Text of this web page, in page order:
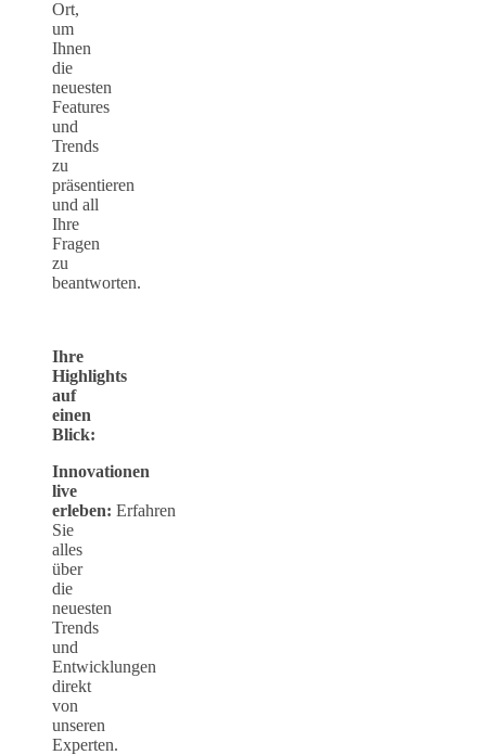
Ort,
um
Ihnen
die
neuesten
Features
und
Trends
zu
präsentieren
und all
Ihre
Fragen
zu
beantworten.
Ihre
Highlights
auf
einen
Blick:
Innovationen
live
erleben: Erfahren
Sie
alles
über
die
neuesten
Trends
und
Entwicklungen
direkt
von
unseren
Experten.